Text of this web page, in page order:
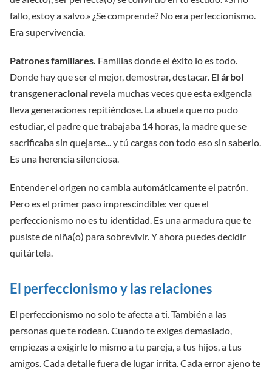
fallo, estoy a salvo.» ¿Se comprende? No era perfeccionismo.
Era supervivencia.
Patrones familiares. Familias donde el éxito lo es todo.
Donde hay que ser el mejor, demostrar, destacar. El árbol
transgeneracional revela muchas veces que esta exigencia
lleva generaciones repitiéndose. La abuela que no pudo
estudiar, el padre que trabajaba 14 horas, la madre que se
sacrificaba sin quejarse... y tú cargas con todo eso sin saberlo.
Es una herencia silenciosa.
Entender el origen no cambia automáticamente el patrón.
Pero es el primer paso imprescindible: ver que el
perfeccionismo no es tu identidad. Es una armadura que te
pusiste de niña(o) para sobrevivir. Y ahora puedes decidir
quitártela.
El perfeccionismo y las relaciones
El perfeccionismo no solo te afecta a ti. También a las
personas que te rodean. Cuando te exiges demasiado,
empiezas a exigirle lo mismo a tu pareja, a tus hijos, a tus
amigos. Cada detalle fuera de lugar irrita. Cada error ajeno te